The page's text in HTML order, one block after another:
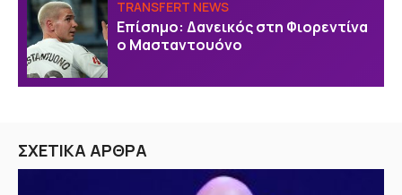
TRANSFERT NEWS
Επίσημο: Δανεικός στη Φιορεντίνα
ο Μασταντουόνο
ΣΧΕΤΙΚΑ ΑΡΘΡΑ